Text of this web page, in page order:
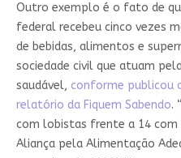
Outro exemplo é o fato de
federal recebeu cinco vezes
de bebidas, alimentos e
sociedade civil que atuam
saudável, conforme publicou
relatório da Fiquem Sabendo.
com lobistas frente a 14
Aliança pela Alimentação